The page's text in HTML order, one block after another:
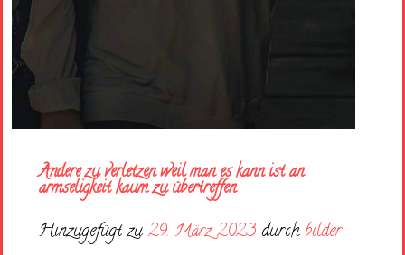
Andere zu verletzen weil man es kann ist an
armseligkeit kaum zu übertreffen
Hinzugefügt zu29. März 2023 durch bilder